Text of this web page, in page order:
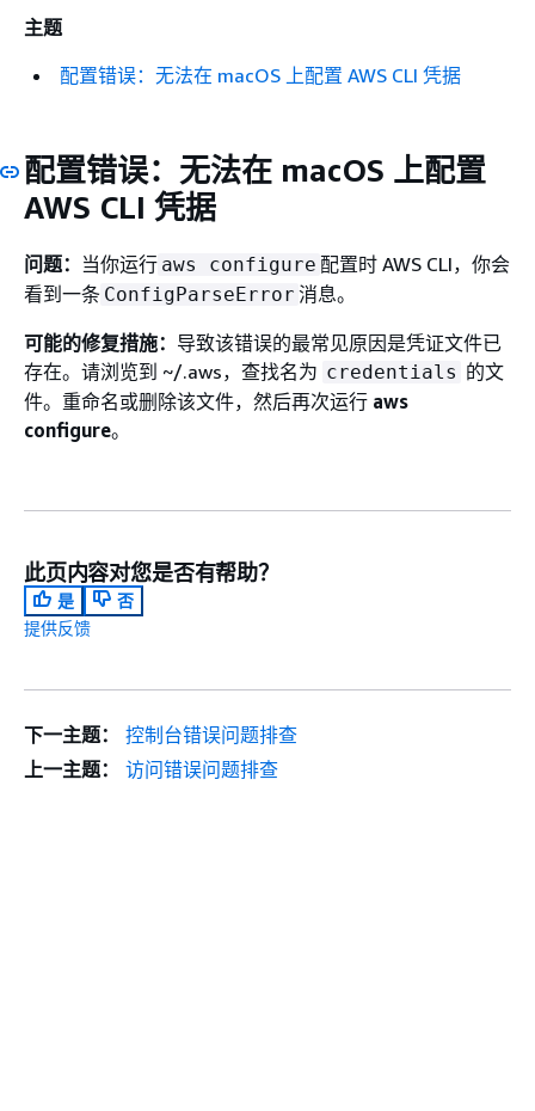
主题
配置错误：无法在 macOS 上配置 AWS CLI 凭据
配置错误：无法在 macOS 上配置
AWS CLI 凭据
问题： 当你运行 aws configure 配置时 AWS CLI，你会
看到一条 ConfigParseError 消息。
可能的修复措施： 导致该错误的最常见原因是凭证文件已
存在。请浏览到 ~/.aws，查找名为 credentials 的文
件。重命名或删除该文件，然后再次运行 aws
configure。
此页内容对您是否有帮助？
是
否
提供反馈
下一主题：
控制台错误问题排查
上一主题：
访问错误问题排查